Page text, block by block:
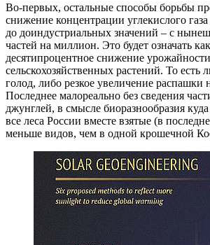
Во-первых, остальные способы борьбы
снижение концентрации углекислого
до доиндустриальных значений – с
частей на миллион. Это будет означать
десятипроцентное снижение урожайности
сельскохозяйственных растений. То есть
голод, либо резкое увеличение распашки
Последнее малореально без сведения
джунглей, в смысле биоразнообразия
все леса России вместе взятые (в
меньше видов, чем в одной крошечной